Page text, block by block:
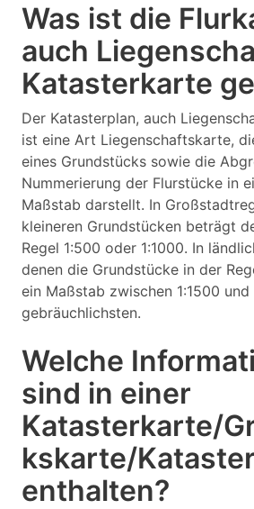
Was ist die
auch
Katasterkarte
Der Katasterplan, auch
ist eine Art Liegenschaftskarte,
eines Grundstücks sowie die
Nummerierung der Flurstücke in
Maßstab darstellt. In
kleineren Grundstücken beträgt
Regel 1:500 oder 1:1000. In
denen die Grundstücke in der
ein Maßstab zwischen 1:1500 und
gebräuchlichsten.
Welche
sind in einer
Katasterkarte/
kskarte/
enthalten?